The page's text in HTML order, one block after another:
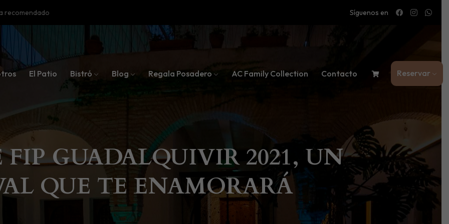
recomendado Síguenos en
El Patio Bistró Blog Regala Posadero AC Family Collection Contacto Reservar
FIP GUADALQUIVIR 2021, UN
QUE TE ENAMORARÁ